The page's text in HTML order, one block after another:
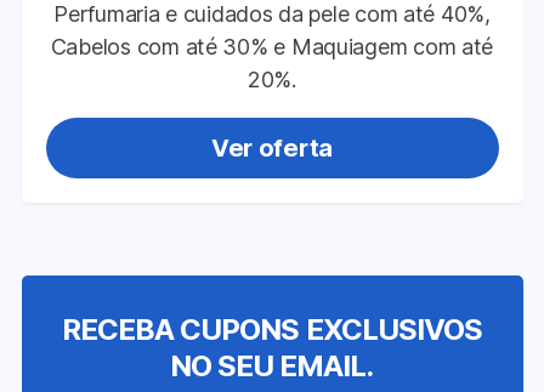
Perfumaria e cuidados da pele com até 40%,
Cabelos com até 30% e Maquiagem com até
20%.
Ver oferta
RECEBA CUPONS EXCLUSIVOS
NO SEU EMAIL.